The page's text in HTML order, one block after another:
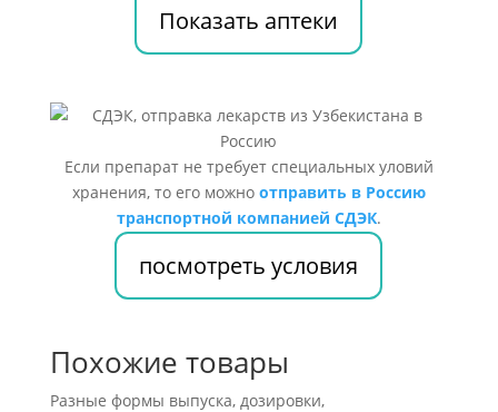
Показать аптеки
Если препарат не требует специальных уловий
хранения, то его можно отправить в Россию
транспортной компанией СДЭК.
посмотреть условия
Похожие товары
Разные формы выпуска, дозировки,